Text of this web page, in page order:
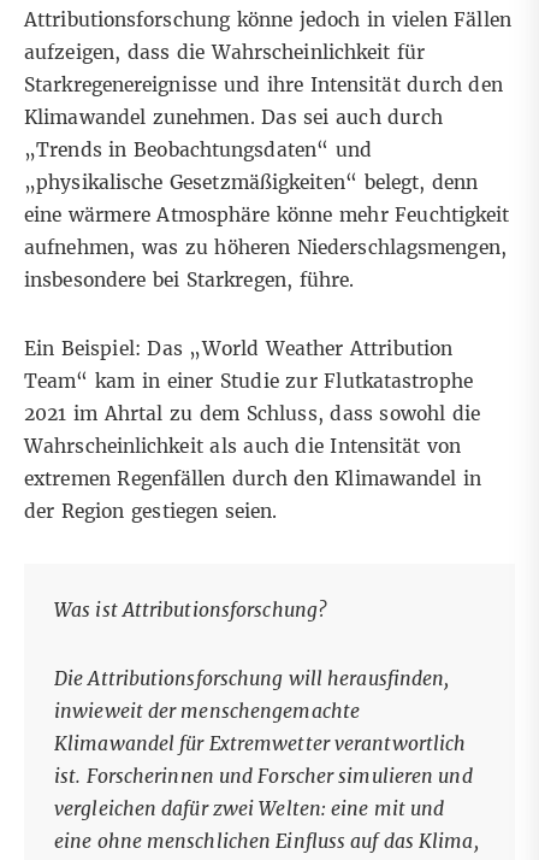
Attributionsforschung könne jedoch in vielen Fällen
aufzeigen, dass die Wahrscheinlichkeit für
Starkregenereignisse und ihre Intensität durch den
Klimawandel zunehmen. Das sei auch durch
„Trends in Beobachtungsdaten“ und
„physikalische Gesetzmäßigkeiten“ belegt, denn
eine wärmere Atmosphäre könne mehr Feuchtigkeit
aufnehmen, was zu höheren Niederschlagsmengen,
insbesondere bei Starkregen, führe.
Ein Beispiel: Das „World Weather Attribution
Team“ kam in einer Studiezur Flutkatastrophe
2021 im Ahrtal zu dem Schluss, dass sowohl die
Wahrscheinlichkeit als auch die Intensität von
extremen Regenfällen durch den Klimawandel in
der Region gestiegen seien.
Was ist Attributionsforschung?
Die Attributionsforschung will herausfinden,
inwieweit der menschengemachte
Klimawandel für Extremwetter verantwortlich
ist. Forscherinnen und Forscher simulieren und
vergleichen dafür zwei Welten: eine mit und
eine ohne menschlichen Einfluss auf das Klima,